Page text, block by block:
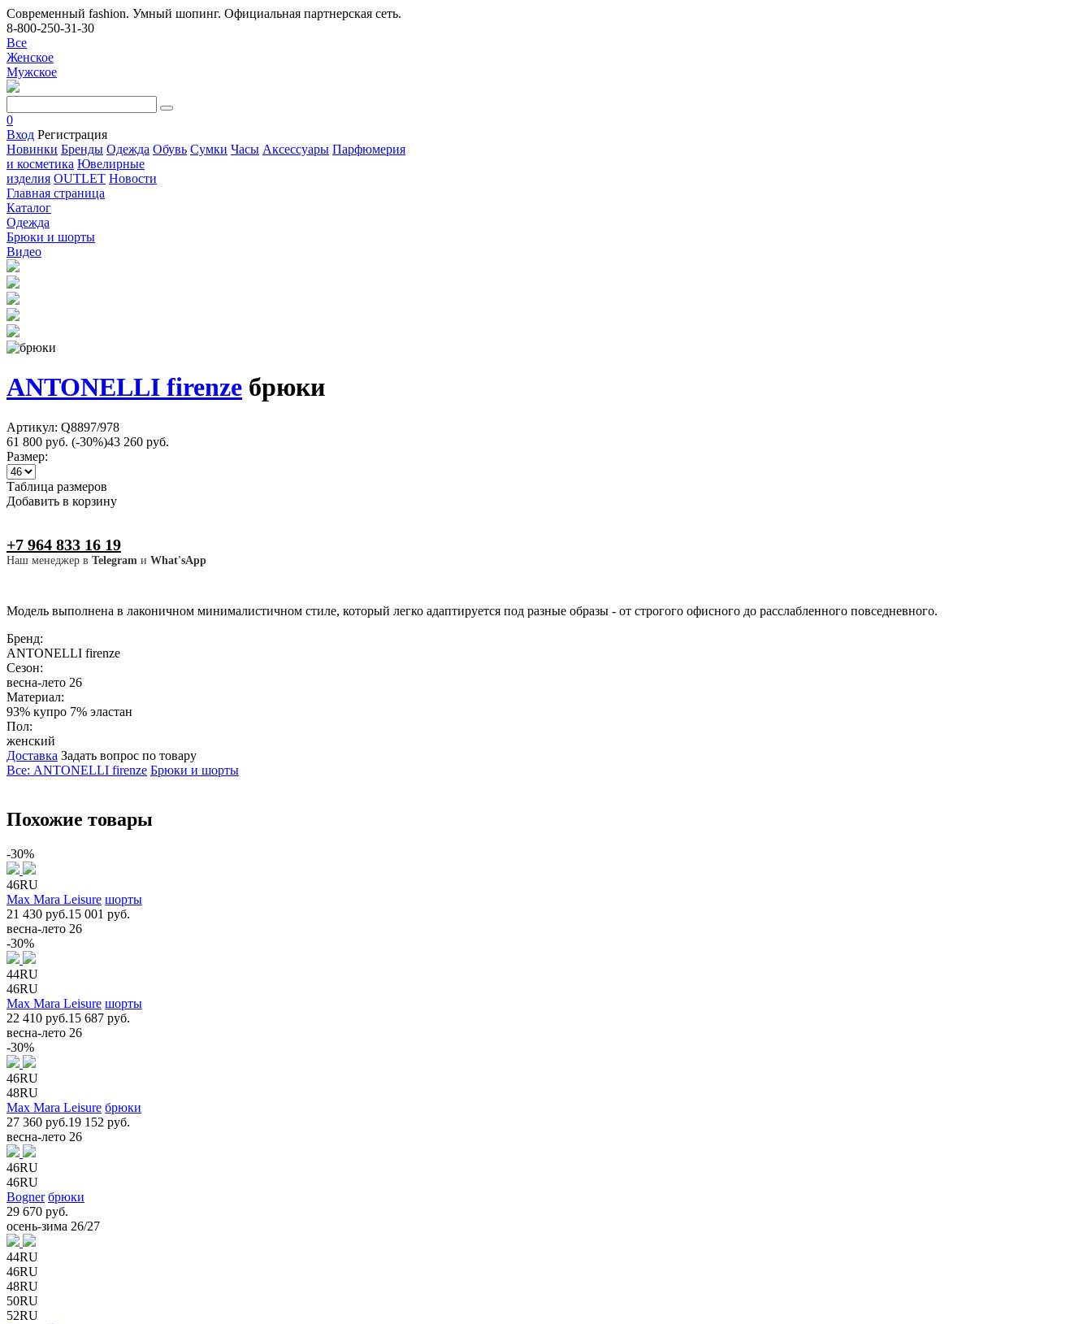
Современный fashion. Умный шопинг. Официальная партнерская сеть.
8-800-250-31-30
Все
Женское
Мужское
0
Вход Регистрация
Новинки Бренды Одежда Обувь Сумки Часы Аксессуары Парфюмерия
и косметика Ювелирные
изделия OUTLET Новости
Главная страница
Каталог
Одежда
Брюки и шорты
Видео
ANTONELLI firenze брюки
Артикул: Q8897/978
61 800 руб. (-30%)43 260 руб.
Размер:
Таблица размеров
Добавить в корзину
+7 964 833 16 19
Наш менеджер в Telegram и What'sApp
Модель выполнена в лаконичном минималистичном стиле, который легко адаптируется под разные образы - от строгого офисного до расслабленного повседневного.
Бренд:
ANTONELLI firenze
Сезон:
весна-лето 26
Материал:
93% купро 7% эластан
Пол:
женский
Доставка Задать вопрос по товару
Все: ANTONELLI firenze Брюки и шорты
Похожие товары
-30%
46RU
Max Mara Leisure шорты
21 430 руб.15 001 руб.
весна-лето 26
-30%
44RU
46RU
Max Mara Leisure шорты
22 410 руб.15 687 руб.
весна-лето 26
-30%
46RU
48RU
Max Mara Leisure брюки
27 360 руб.19 152 руб.
весна-лето 26
46RU
46RU
Bogner брюки
29 670 руб.
осень-зима 26/27
44RU
46RU
48RU
50RU
52RU